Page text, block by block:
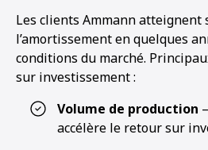
Les clients Ammann atteignent
l’amortissement en quelques
conditions du marché.
sur investissement :
Volume de production
accélère le retour sur